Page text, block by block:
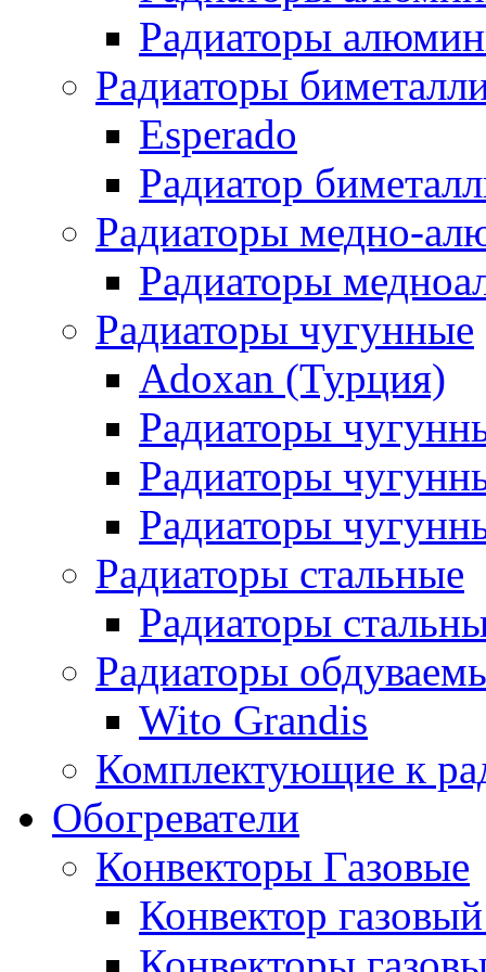
Радиаторы
Радиаторы
Esperado
Радиатор
Радиаторы медно-
Радиаторы
Радиаторы чугунные
Adoxan (Турция)
Радиаторы
Радиаторы
Радиаторы
Радиаторы стальные
Радиаторы
Радиаторы
Wito Grandis
Комплектующие к
Обогреватели
Конвекторы Газовые
Конвектор